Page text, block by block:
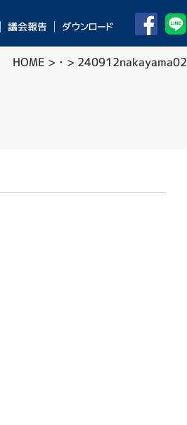
議会報告 ダウンロード
HOME > ・ > 240912nakayama02